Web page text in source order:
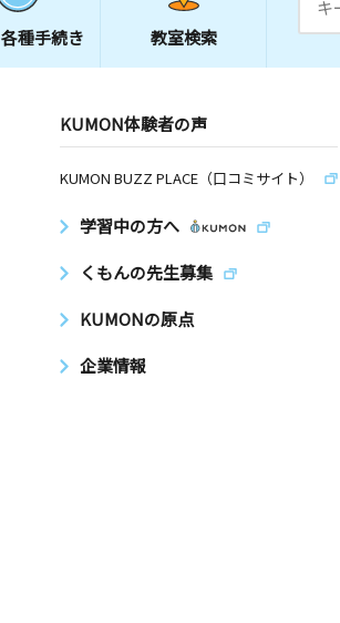
各種手続き 教室検索
KUMON体験者の声
KUMON BUZZ PLACE（口コミサイト）
学習中の方へ
くもんの先生募集
KUMONの原点
企業情報